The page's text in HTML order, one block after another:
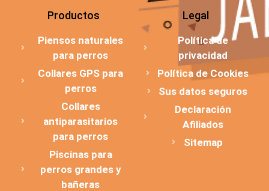
Productos
Piensos naturales
para perros
Collares GPS para
perros
Collares
antiparasitarios
para perros
Piscinas para
perros grandes y
bañeras
Legal
Política de
privacidad
Política de Cookies
Sus datos seguros
Declaración
Afiliados
Sitemap